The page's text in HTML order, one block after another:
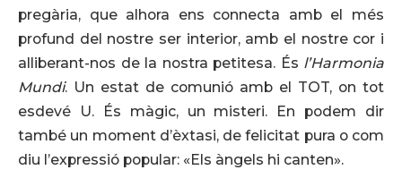
pregària, que alhora ens connecta amb el més
profund del nostre ser interior, amb el nostre cor i
alliberant-nos de la nostra petitesa. És l’Harmonia
Mundi. Un estat de comunió amb el TOT, on tot
esdevé U. És màgic, un misteri. En podem dir
també un moment d’èxtasi, de felicitat pura o com
diu l’expressió popular: «Els àngels hi canten».